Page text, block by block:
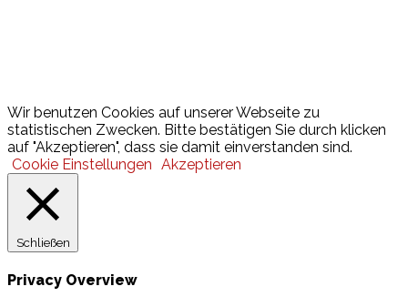
Wir benutzen Cookies auf unserer Webseite zu
statistischen Zwecken. Bitte bestätigen Sie durch klicken
auf "Akzeptieren", dass sie damit einverstanden sind.
Cookie Einstellungen Akzeptieren
Schließen
Privacy Overview